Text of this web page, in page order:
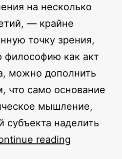
на несколько
— крайне
точку зрения,
как акт
можно дополнить
что само основание
мышление,
субъекта наделить
reading